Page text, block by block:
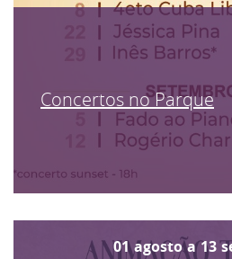
Concertos no Parque
01 agosto a 13